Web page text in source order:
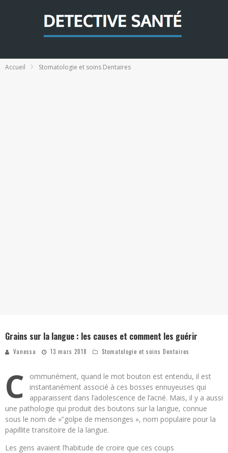
Accueil Stomatologie et soins Dentaires
Grains sur la langue : les causes et comment les guérir
Vanessa 13 mars 2018 Stomatologie et soins Dentaires
C
ommunément, quand le mot bouton est entendu, il est
instantanément associé à ces bosses ennuyeuses qui
apparaissent dans l’adolescence de l’acné. Mais, il y a aussi
une pathologie qui produit des boutons sur la langue, connue
sous le nom de »‟golpe de mensonges », nom populaire pour la
papillite transitoire de la langue.
Les gens avaient l’habitude de croire que ces coups